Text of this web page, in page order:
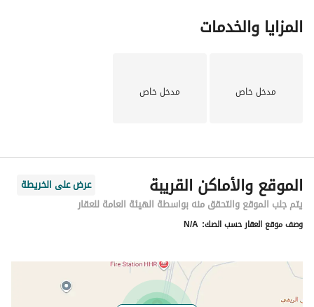
المزايا والخدمات
مدخل خاص مدخل خاص
الموقع والأماكن القريبة
عرض على الخريطة
يتم جلب الموقع والتحقق منه بواسطة الهيئة العامة للعقار
وصف موقع العقار حسب الصك: N/A